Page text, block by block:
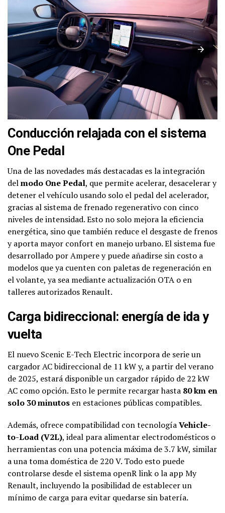
Conducción relajada con el sistema
One Pedal
Una de las novedades más destacadas es la integración
delmodo One Pedal, que permite acelerar, desacelerar y
detener el vehículo usando solo el pedal del acelerador,
gracias al sistema de frenado regenerativo con cinco
niveles de intensidad. Esto no solo mejora la eficiencia
energética, sino que también reduce el desgaste de frenos
y aporta mayor confort en manejo urbano. El sistema fue
desarrollado por Ampere y puede añadirse sin costo a
modelos que ya cuenten con paletas de regeneración en
el volante, ya sea mediante actualización OTA o en
talleres autorizados Renault.
Carga bidireccional: energía de ida y
vuelta
El nuevo Scenic E-Tech Electric incorpora de serie un
cargador AC bidireccional de 11 kW y, a partir del verano
de 2025, estará disponible un cargador rápido de 22 kW
AC como opción. Esto le permite recargar hasta 80 km en
solo 30 minutos en estaciones públicas compatibles.
Además, ofrece compatibilidad con tecnologíaVehicle-
to-Load (V2L), ideal para alimentar electrodomésticos o
herramientas con una potencia máxima de 3.7 kW, similar
a una toma doméstica de 220 V. Todo esto puede
controlarse desde el sistema openR link o la app My
Renault, incluyendo la posibilidad de establecer un
mínimo de carga para evitar quedarse sin batería.